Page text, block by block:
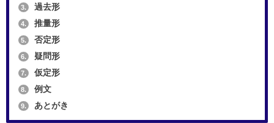
3. 過去形
4. 推量形
5. 否定形
6. 疑問形
7. 仮定形
8. 例文
9. あとがき